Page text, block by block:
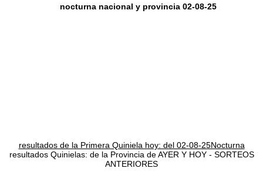
nocturna nacional y provincia 02-08-25
resultados de la Primera Quiniela hoy: del 02-08-25Nocturna
resultados Quinielas: de la Provincia de AYER Y HOY - SORTEOS
ANTERIORES